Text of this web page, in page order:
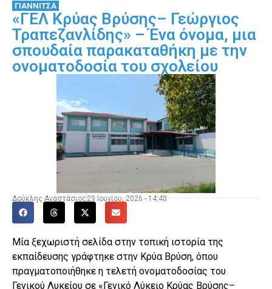
ΓΙΑΝΝΙΤΣΑ
«ΓΕΛ Κρύας Βρύσης– Γεώργιος
Τραπεζανλίδης» – Ένα όνομα, μια
σπουδαία παρακαταθήκη με την
ονοματοδοσία του σχολείου
Δούκλης Αναστάσιος 29 Ιουνίου, 2026 - 14:48
Μία ξεχωριστή σελίδα στην τοπική ιστορία της
εκπαίδευσης γράφτηκε στην Κρύα Βρύση, όπου
πραγματοποιήθηκε η τελετή ονοματοδοσίας του
Γενικού Λυκείου σε «Γενικό Λύκειο Κρύας Βρύσης–